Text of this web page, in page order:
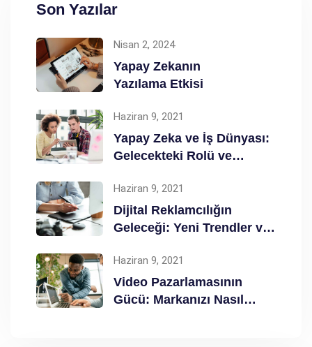
Son Yazılar
Nisan 2, 2024
Yapay Zekanın
Yazılama Etkisi
Haziran 9, 2021
Yapay Zeka ve İş Dünyası:
Gelecekteki Rolü ve
Haziran 9, 2021
Dijital Reklamcılığın
Geleceği: Yeni Trendler ve
Haziran 9, 2021
Video Pazarlamasının
Gücü: Markanızı Nasıl